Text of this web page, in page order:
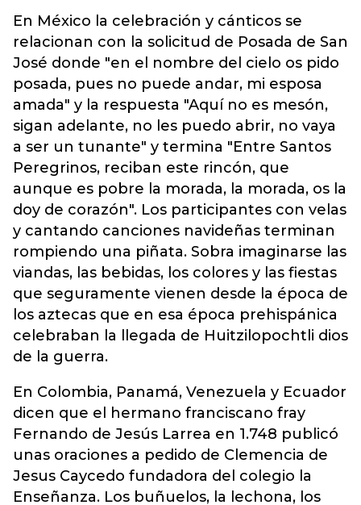
En México la celebración y cánticos se
relacionan con la solicitud de Posada de San
José donde "en el nombre del cielo os pido
posada, pues no puede andar, mi esposa
amada" y la respuesta "Aquí no es mesón,
sigan adelante, no les puedo abrir, no vaya
a ser un tunante" y termina "Entre Santos
Peregrinos, reciban este rincón, que
aunque es pobre la morada, la morada, os la
doy de corazón". Los participantes con velas
y cantando canciones navideñas terminan
rompiendo una piñata. Sobra imaginarse las
viandas, las bebidas, los colores y las fiestas
que seguramente vienen desde la época de
los aztecas que en esa época prehispánica
celebraban la llegada de Huitzilopochtli dios
de la guerra.
En Colombia, Panamá, Venezuela y Ecuador
dicen que el hermano franciscano fray
Fernando de Jesús Larrea en 1.748 publicó
unas oraciones a pedido de Clemencia de
Jesus Caycedo fundadora del colegio la
Enseñanza. Los buñuelos, la lechona, los